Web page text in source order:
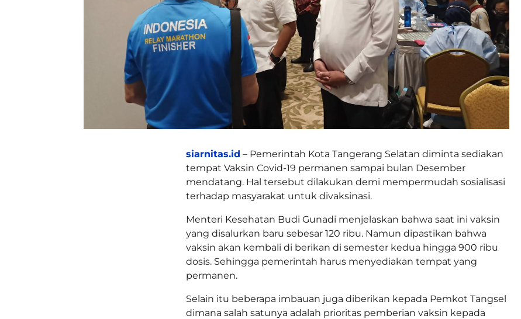
siarnitas.id – Pemerintah Kota Tangerang Selatan diminta sediakan
tempat Vaksin Covid-19 permanen sampai bulan Desember
mendatang. Hal tersebut dilakukan demi mempermudah sosialisasi
terhadap masyarakat untuk divaksinasi.
Menteri Kesehatan Budi Gunadi menjelaskan bahwa saat ini vaksin
yang disalurkan baru sebesar 120 ribu. Namun dipastikan bahwa
vaksin akan kembali di berikan di semester kedua hingga 900 ribu
dosis. Sehingga pemerintah harus menyediakan tempat yang
permanen.
Selain itu beberapa imbauan juga diberikan kepada Pemkot Tangsel
dimana salah satunya adalah prioritas pemberian vaksin kepada